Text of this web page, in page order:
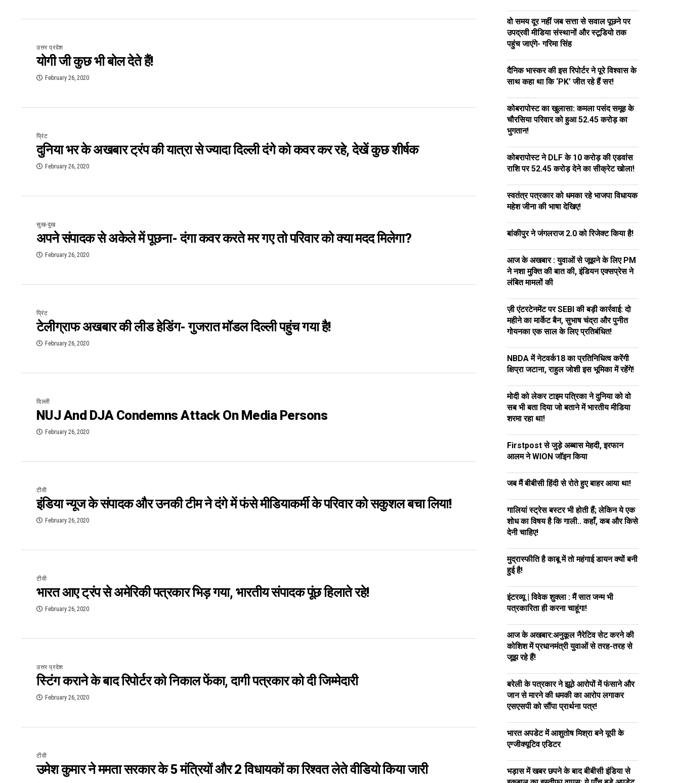
उत्तर प्रदेश
योगी जी कुछ भी बोल देते हैं!
February 26, 2020
प्रिंट
दुनिया भर के अखबार ट्रंप की यात्रा से ज्यादा दिल्ली दंगे को कवर कर रहे, देखें कुछ शीर्षक
February 26, 2020
सुख-दुख
अपने संपादक से अकेले में पूछना- दंगा कवर करते मर गए तो परिवार को क्या मदद मिलेगा?
February 26, 2020
प्रिंट
टेलीग्राफ अखबार की लीड हेडिंग- गुजरात मॉडल दिल्ली पहुंच गया है!
February 26, 2020
दिल्ली
NUJ And DJA Condemns Attack On Media Persons
February 26, 2020
टीवी
इंडिया न्यूज के संपादक और उनकी टीम ने दंगे में फंसे मीडियाकर्मी के परिवार को सकुशल बचा लिया!
February 26, 2020
टीवी
भारत आए ट्रंप से अमेरिकी पत्रकार भिड़ गया, भारतीय संपादक पूंछ हिलाते रहे!
February 26, 2020
उत्तर प्रदेश
स्टिंग कराने के बाद रिपोर्टर को निकाल फेंका, दागी पत्रकार को दी जिम्मेदारी
February 26, 2020
टीवी
उमेश कुमार ने ममता सरकार के 5 मंत्रियों और 2 विधायकों का रिश्वत लेते वीडियो किया जारी
वो समय दूर नहीं जब सत्ता से सवाल पूछने पर
उपद्रवी मीडिया संस्थानों और स्टूडियो तक
पहुंच जाएंगे- गरिमा सिंह
दैनिक भास्कर की इस रिपोर्टर ने पूरे विश्वास के
साथ कहा था कि ‘PK’ जीत रहे हैं सर!
कोबरापोस्ट का खुलासा: कमला पसंद समूह के
चौरसिया परिवार को हुआ ₹52.45 करोड़ का
भुगतान!
कोबरापोस्ट ने DLF के ₹10 करोड़ की एडवांस
राशि पर ₹52.45 करोड़ देने का सीक्रेट खोला!
स्वतंत्र पत्रकार को धमका रहे भाजपा विधायक
महेश जीना की भाषा देखिए!
बांकीपुर ने जंगलराज 2.0 को रिजेक्ट किया है!
आज के अखबार : युवाओं से जूझने के लिए PM
ने नशा मुक्ति की बात की, इंडियन एक्सप्रेस ने
लंबित मामलों की
ज़ी एंटरटेनमेंट पर SEBI की बड़ी कार्रवाई: दो
महीने का मार्केट बैन, सुभाष चंद्रा और पुनीत
गोयनका एक साल के लिए प्रतिबंधित!
NBDA में नेटवर्क18 का प्रतिनिधित्व करेंगी
क्षिप्रा जटाना, राहुल जोशी इस भूमिका में रहेंगे!
मोदी को लेकर टाइम पत्रिका ने दुनिया को वो
सब भी बता दिया जो बताने में भारतीय मीडिया
शरमा रहा था!
Firstpost से जुड़े अब्बास मेहदी, इरफान
आलम ने WION जॉइन किया
जब मैं बीबीसी हिंदी से रोते हुए बाहर आया था!
गालियां स्ट्रेस बस्टर भी होती हैं; लेकिन ये एक
शोध का विषय है कि गाली.. कहाँ, कब और किसे
देनी चाहिए!
मुद्रास्फीति है काबू में तो महंगाई डायन क्यों बनी
हुई है!
इंटरव्यू | विवेक शुक्ला : मैं सात जन्म भी
पत्रकारिता ही करना चाहूंगा!
आज के अखबार:अनुकूल नैरेटिव सेट करने की
कोशिश में प्रधानमंत्री युवाओं से तरह-तरह से
जूझ रहे हैं!
बरेली के पत्रकार ने झूठे आरोपों में फंसाने और
जान से मारने की धमकी का आरोप लगाकर
एसएसपी को सौंपा प्रार्थना पत्र!
भारत अपडेट में आशुतोष मिश्रा बने यूपी के
एग्जीक्यूटिव एडिटर
भड़ास में खबर छपने के बाद बीबीसी इंडिया से